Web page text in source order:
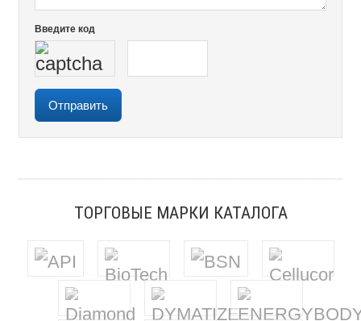
Введите код
ТОРГОВЫЕ МАРКИ КАТАЛОГА